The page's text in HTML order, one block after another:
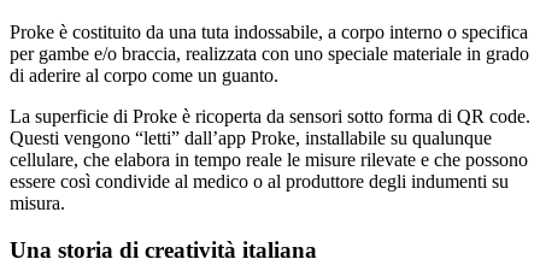
Proke è costituito da una tuta indossabile, a corpo interno o specifica
per gambe e/o braccia, realizzata con uno speciale materiale in grado
di aderire al corpo come un guanto.
La superficie di Proke è ricoperta da sensori sotto forma di QR code.
Questi vengono “letti” dall’app Proke, installabile su qualunque
cellulare, che elabora in tempo reale le misure rilevate e che possono
essere così condivide al medico o al produttore degli indumenti su
misura.
Una storia di creatività italiana